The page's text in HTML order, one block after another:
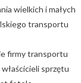
wielkich i małych
transportu
firmy transportu
sprzętu